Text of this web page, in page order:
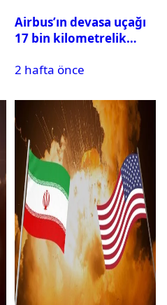
Airbus’ın devasa uçağı
17 bin kilometrelik
tamamladı
2 hafta önce